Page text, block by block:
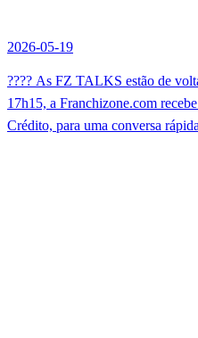
2026-05-19
???? As FZ TALKS estão de
17h15, a Franchizone.com
Crédito, para uma conversa